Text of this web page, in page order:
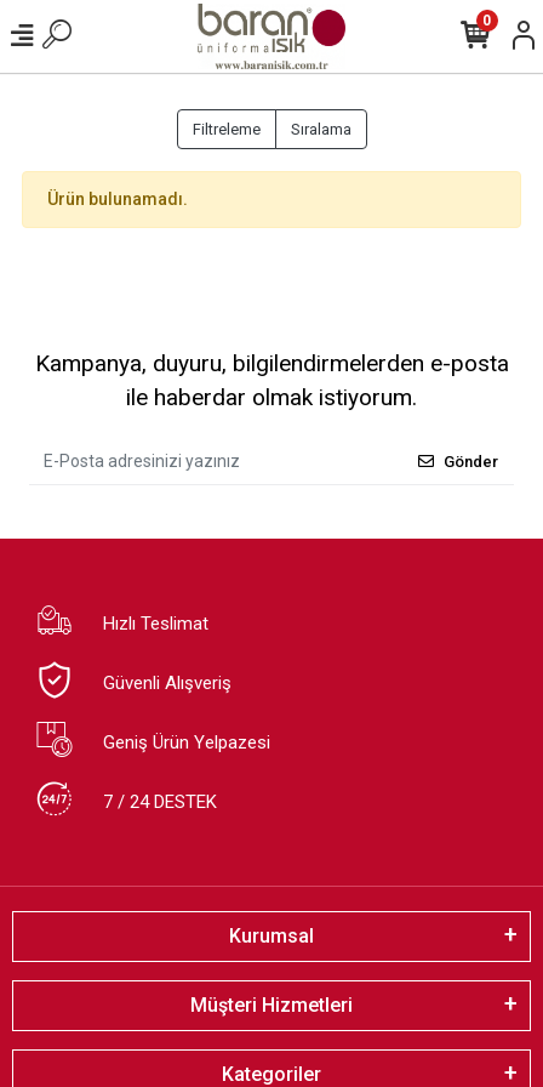
0
Filtreleme Sıralama
Ürün bulunamadı.
Kampanya, duyuru, bilgilendirmelerden e-posta
ile haberdar olmak istiyorum.
Gönder
Hızlı Teslimat
Güvenli Alışveriş
Geniş Ürün Yelpazesi
7 / 24 DESTEK
Kurumsal
Müşteri Hizmetleri
Kategoriler